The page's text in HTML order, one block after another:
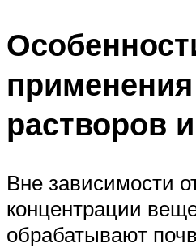
применения
растворов
Вне зависимости
концентрации
обрабатывают